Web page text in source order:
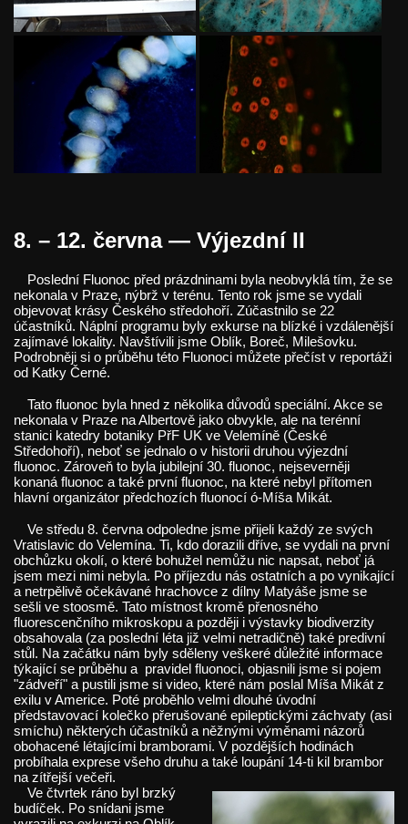
8. – 12. června — Výjezdní II
Poslední Fluonoc před prázdninami byla neobvyklá tím, že se
nekonala v Praze, nýbrž v terénu. Tento rok jsme se vydali
objevovat krásy Českého středohoří. Zúčastnilo se 22
účastníků. Náplní programu byly exkurse na blízké i vzdálenější
zajímavé lokality. Navštívili jsme Oblík, Boreč, Milešovku.
Podrobněji si o průběhu této Fluonoci můžete přečíst v reportáži
od Katky Černé.
Tato fluonoc byla hned z několika důvodů speciální. Akce se
nekonala v Praze na Albertově jako obvykle, ale na terénní
stanici katedry botaniky PřF UK ve Velemíně (České
Středohoří), neboť se jednalo o v historii druhou výjezdní
fluonoc. Zároveň to byla jubilejní 30. fluonoc, nejseverněji
konaná fluonoc a také první fluonoc, na které nebyl přítomen
hlavní organizátor předchozích fluonocí ó-Míša Mikát.
Ve středu 8. června odpoledne jsme přijeli každý ze svých
Vratislavic do Velemína. Ti, kdo dorazili dříve, se vydali na první
obchůzku okolí, o které bohužel nemůžu nic napsat, neboť já
jsem mezi nimi nebyla. Po příjezdu nás ostatních a po vynikající
a netrpělivě očekávané hrachovce z dílny Matyáše jsme se
sešli ve stoosmě. Tato místnost kromě přenosného
fluorescenčního mikroskopu a později i výstavky biodiverzity
obsahovala (za poslední léta již velmi netradičně) také predivní
stůl. Na začátku nám byly sděleny veškeré důležité informace
týkající se průběhu a pravidel fluonoci, objasnili jsme si pojem
"zádveří" a pustili jsme si video, které nám poslal Míša Mikát z
exilu v Americe. Poté proběhlo velmi dlouhé úvodní
představovací kolečko přerušované epileptickými záchvaty (asi
smíchu) některých účastníků a něžnými výměnami názorů
obohacené létajícími bramborami. V pozdějších hodinách
probíhala exprese všeho druhu a také loupání 14-ti kil brambor
na zítřejší večeři.
Ve čtvrtek ráno byl brzký
budíček. Po snídani jsme